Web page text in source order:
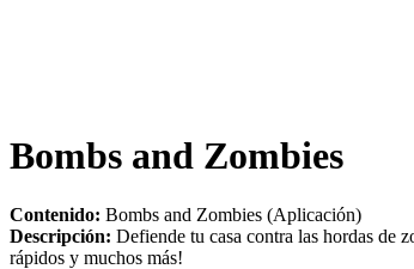
Bombs and Zombies
Contenido: Bombs and Zombies (Aplicación)
Descripción: Defiende tu casa contra las hordas de
rápidos y muchos más!